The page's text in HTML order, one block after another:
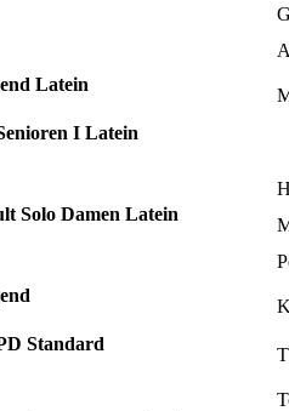
Latein
I Latein
Solo Damen Latein
Standard